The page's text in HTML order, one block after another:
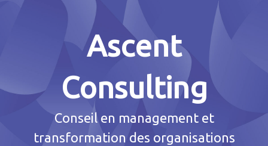
Ascent
Consulting
Conseil en management et
transformation des organisations